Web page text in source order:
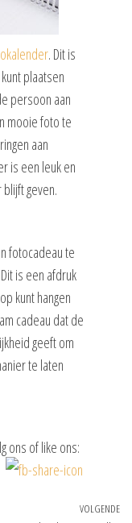
. Dit is
plaatsen
persoon aan
mooie foto te
aan
is een leuk en
geven.
fotocadeau te
is een afdruk
kunt hangen
cadeau dat de
geeft om
te laten
ons of like ons:
VOLGENDE